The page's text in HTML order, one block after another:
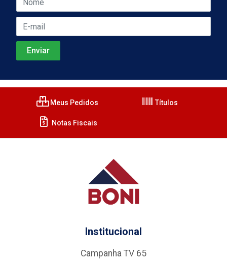
Meus Pedidos Títulos
Notas Fiscais
Institucional
Campanha TV 65